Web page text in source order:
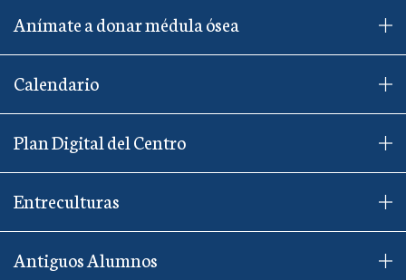
Anímate a donar médula ósea
Calendario
Plan Digital del Centro
Entreculturas
Antiguos Alumnos